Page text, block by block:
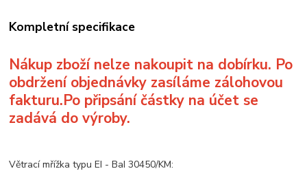
Kompletní specifikace
Nákup zboží nelze nakoupit na dobírku. Po
obdržení objednávky zasíláme zálohovou
fakturu.Po připsání částky na účet se
zadává do výroby.
Větrací mřížka typu EI - BaI 30450/KM: